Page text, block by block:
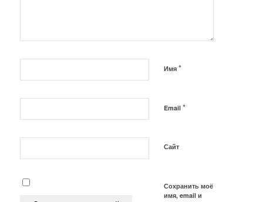
Имя *
Email *
Сайт
Сохранить моё
имя, email и